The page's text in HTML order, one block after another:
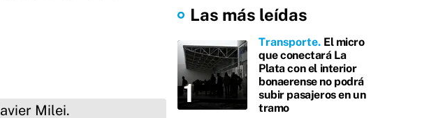
Las más leídas
Transporte El micro
que conectará La
Plata con el interior
bonaerense no podrá
subir pasajeros en un
tramo